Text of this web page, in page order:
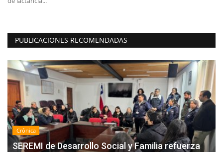
PUBLICACIONES RECOMENDADAS
Crónica
SEREMI de Desarrollo Social y Familia refuerza